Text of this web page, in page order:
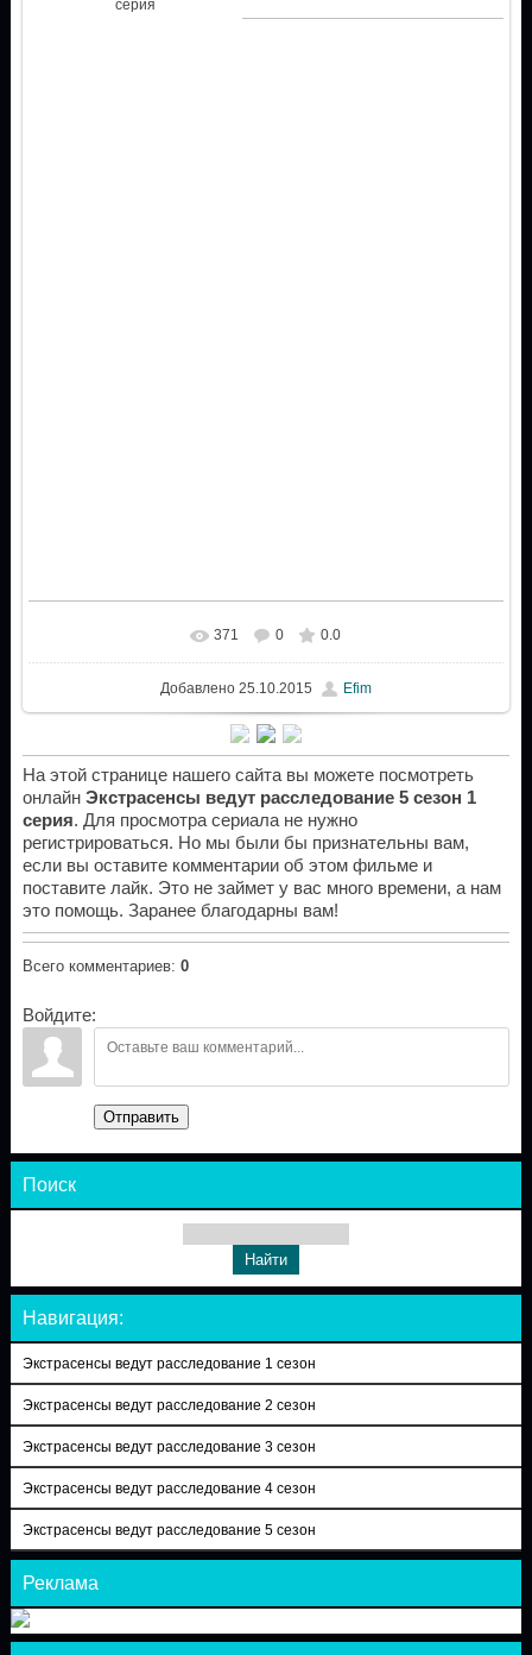
371 0 0.0
Добавлено25.10.2015 Efim
На этой странице нашего сайта вы можете посмотреть
онлайн Экстрасенсы ведут расследование 5 сезон 1
серия. Для просмотра сериала не нужно
регистрироваться. Но мы были бы признательны вам,
если вы оставите комментарии об этом фильме и
поставите лайк. Это не займет у вас много времени, а нам
это помощь. Заранее благодарны вам!
Всего комментариев: 0
Войдите:
Отправить
Поиск
Навигация:
Экстрасенсы ведут расследование 1 сезон
Экстрасенсы ведут расследование 2 сезон
Экстрасенсы ведут расследование 3 сезон
Экстрасенсы ведут расследование 4 сезон
Экстрасенсы ведут расследование 5 сезон
Реклама